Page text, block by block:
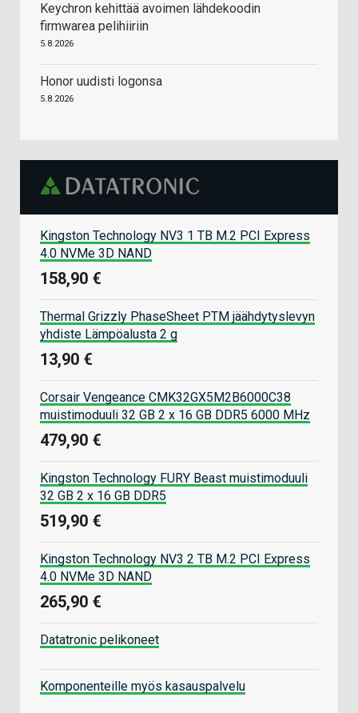
Keychron kehittää avoimen lähdekoodin
firmwarea pelihiiriin
5.8.2026
Honor uudisti logonsa
5.8.2026
Kingston Technology NV3 1 TB M.2 PCI Express
4.0 NVMe 3D NAND
158,90 €
Thermal Grizzly PhaseSheet PTM jäähdytyslevyn
yhdiste Lämpöalusta 2 g
13,90 €
Corsair Vengeance CMK32GX5M2B6000C38
muistimoduuli 32 GB 2 x 16 GB DDR5 6000 MHz
479,90 €
Kingston Technology FURY Beast muistimoduuli
32 GB 2 x 16 GB DDR5
519,90 €
Kingston Technology NV3 2 TB M.2 PCI Express
4.0 NVMe 3D NAND
265,90 €
Datatronic pelikoneet
Komponenteille myös kasauspalvelu